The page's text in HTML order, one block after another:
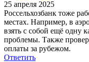
25 апреля 2025
Россельхозбанк тоже
местах. Например, в
взять с собой ещё одну
проблемы. Также
оплаты за рубежом.
Ответить